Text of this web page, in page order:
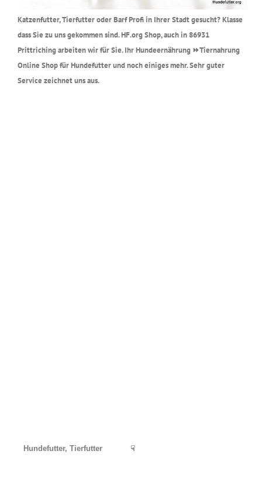
Katzenfutter, Tierfutter oder Barf Profi in Ihrer Stadt gesucht? Klasse
dass Sie zu uns gekommen sind. HF.org Shop, auch in 86931
Prittriching arbeiten wir für Sie. Ihr Hundeernährung ⏩Tiernahrung
Online Shop für Hundefutter und noch einiges mehr. Sehr guter
Service zeichnet uns aus.
Hundefutter, Tierfutter ☟